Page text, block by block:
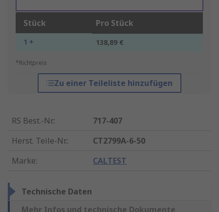
Stück Pro Stück
1 + 138,89 €
*Richtpreis
Zu einer Teileliste hinzufügen
RS Best.-Nr.:
717-407
Herst. Teile-Nr.:
CT2799A-6-50
Marke: CALTEST
Technische Daten
Mehr Infos und technische Dokumente